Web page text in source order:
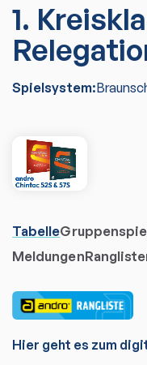
1.
Spielsystem:
Tabelle
Meldungen
Hier geht es zum